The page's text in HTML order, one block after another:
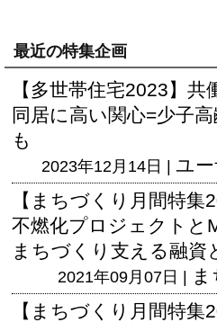
最近の特集企画
【多世帯住宅2023】
同居に高い関心=少子
も
2023年12月14日 | ユ
【まちづくり月間特集
不燃化プロジェクトと
まちづくり支える融資
2021年09月07日 |
【まちづくり月間特